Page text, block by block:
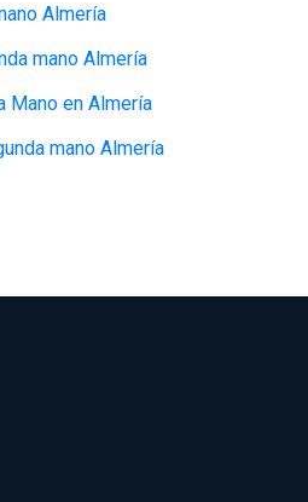
Almería
mano Almería
Mano en Almería
mano Almería